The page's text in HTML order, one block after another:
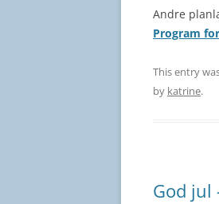
Andre
Program
This entry
by katrine.
God jul